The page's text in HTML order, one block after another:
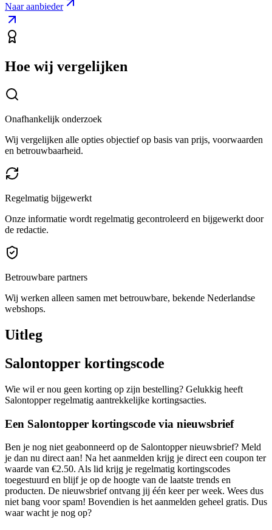
Naar aanbieder
Hoe wij vergelijken
Onafhankelijk onderzoek
Wij vergelijken alle opties objectief op basis van prijs, voorwaarden
en betrouwbaarheid.
Regelmatig bijgewerkt
Onze informatie wordt regelmatig gecontroleerd en bijgewerkt door
de redactie.
Betrouwbare partners
Wij werken alleen samen met betrouwbare, bekende Nederlandse
webshops.
Uitleg
Salontopper kortingscode
Wie wil er nou geen korting op zijn bestelling? Gelukkig heeft
Salontopper regelmatig aantrekkelijke kortingsacties.
Een Salontopper kortingscode via nieuwsbrief
Ben je nog niet geabonneerd op de Salontopper nieuwsbrief? Meld
je dan nu direct aan! Na het aanmelden krijg je direct een coupon ter
waarde van €2.50. Als lid krijg je regelmatig kortingscodes
toegestuurd en blijf je op de hoogte van de laatste trends en
producten. De nieuwsbrief ontvang jij één keer per week. Wees dus
niet bang voor spam! Bovendien is het aanmelden geheel gratis. Dus
waar wacht je nog op?